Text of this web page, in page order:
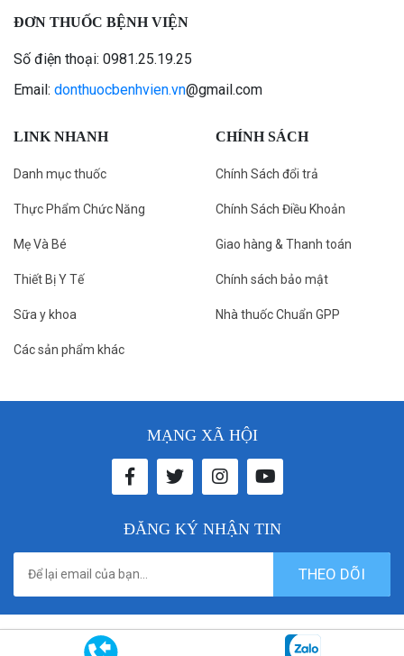
ĐƠN THUỐC BỆNH VIỆN
Số điện thoại: 0981.25.19.25
Email: donthuocbenhvien.vn@gmail.com
LINK NHANH
Danh mục thuốc
Thực Phẩm Chức Năng
Mẹ Và Bé
Thiết Bị Y Tế
Sữa y khoa
Các sản phẩm khác
CHÍNH SÁCH
Chính Sách đổi trả
Chính Sách Điều Khoản
Giao hàng & Thanh toán
Chính sách bảo mật
Nhà thuốc Chuẩn GPP
MẠNG XÃ HỘI
ĐĂNG KÝ NHẬN TIN
THEO DÕI
© 2021 donthuocbenhvien. All rights reserved. Designed by